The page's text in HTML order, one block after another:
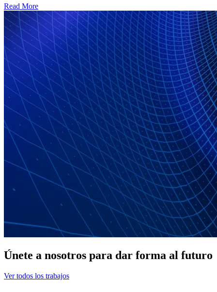
Read More
Únete a nosotros para dar forma al futuro
Ver todos los trabajos